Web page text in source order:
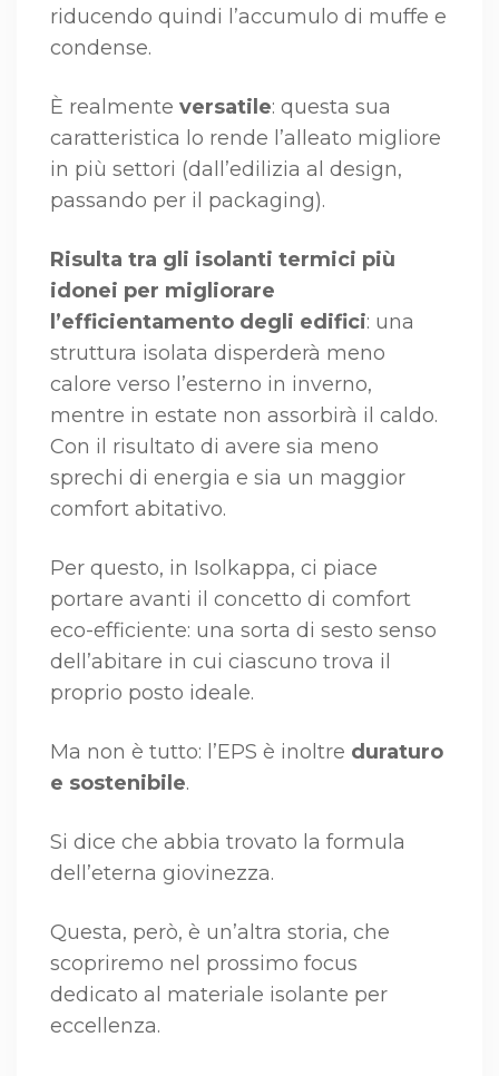
riducendo quindi l’accumulo di muffe e
condense.
È realmente versatile: questa sua
caratteristica lo rende l’alleato migliore
in più settori (dall’edilizia al design,
passando per il packaging).
Risulta tra gli isolanti termici più
idonei per migliorare
l’efficientamento degli edifici: una
struttura isolata disperderà meno
calore verso l’esterno in inverno,
mentre in estate non assorbirà il caldo.
Con il risultato di avere sia meno
sprechi di energia e sia un maggior
comfort abitativo.
Per questo, in Isolkappa, ci piace
portare avanti il concetto di comfort
eco-efficiente: una sorta di sesto senso
dell’abitare in cui ciascuno trova il
proprio posto ideale.
Ma non è tutto: l’EPS è inoltre duraturo
e sostenibile.
Si dice che abbia trovato la formula
dell’eterna giovinezza.
Questa, però, è un’altra storia, che
scopriremo nel prossimo focus
dedicato al materiale isolante per
eccellenza.